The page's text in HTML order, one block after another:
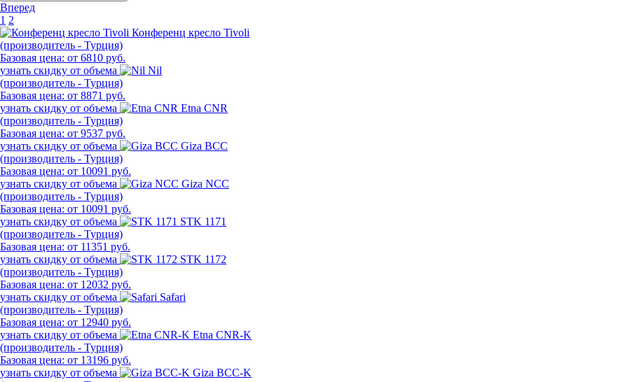
Вперед
1 2
Конференц кресло Tivoli
(производитель - Турция)
Базовая цена: от 6810 руб.
узнать скидку от объема
Nil
(производитель - Турция)
Базовая цена: от 8871 руб.
узнать скидку от объема
Etna CNR
(производитель - Турция)
Базовая цена: от 9537 руб.
узнать скидку от объема
Giza BCC
(производитель - Турция)
Базовая цена: от 10091 руб.
узнать скидку от объема
Giza NCC
(производитель - Турция)
Базовая цена: от 10091 руб.
узнать скидку от объема
STK 1171
(производитель - Турция)
Базовая цена: от 11351 руб.
узнать скидку от объема
STK 1172
(производитель - Турция)
Базовая цена: от 12032 руб.
узнать скидку от объема
Safari
(производитель - Турция)
Базовая цена: от 12940 руб.
узнать скидку от объема
Etna CNR-K
(производитель - Турция)
Базовая цена: от 13196 руб.
узнать скидку от объема
Giza BCC-K